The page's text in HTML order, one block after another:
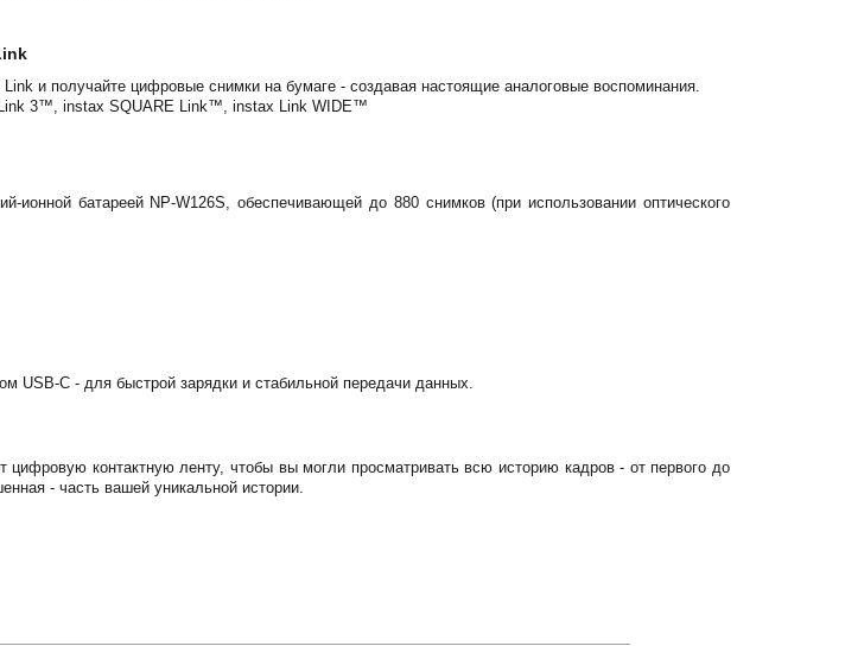
и получайте цифровые снимки на бумаге - создавая настоящие аналоговые воспоминания.
3™, instax SQUARE Link™, instax Link WIDE™
ионной батареей NP-W126S, обеспечивающей до 880 снимков (при использовании оптического
USB-C - для быстрой зарядки и стабильной передачи данных.
контактную ленту, чтобы вы могли просматривать всю историю кадров - от первого до
- часть вашей уникальной истории.